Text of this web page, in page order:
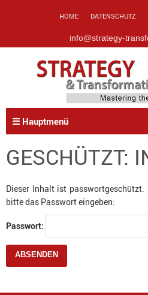
HOME DATENSCHUTZ
info@strategy-
☰ Hauptmenü
GESCHÜTZT:
Dieser Inhalt ist passwortgeschützt.
bitte das Passwort eingeben:
Passwort: